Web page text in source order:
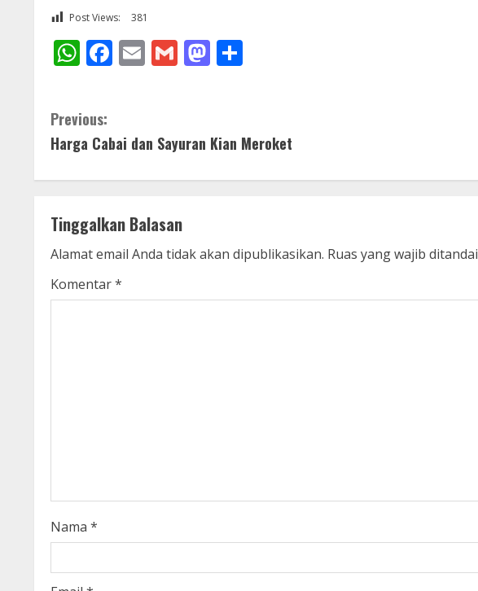
Post Views: 381
WhatsApp
Facebook
EmailGmailMastodon
C
o
n
t
i
n
d
i
n
Previous:
Harga Cabai dan Sayuran Kian Meroket
Tinggalkan Balasan
Alamat email Anda tidak akan dipublikasikan. Ruas yang wajib ditandai
Komentar*
Nama *